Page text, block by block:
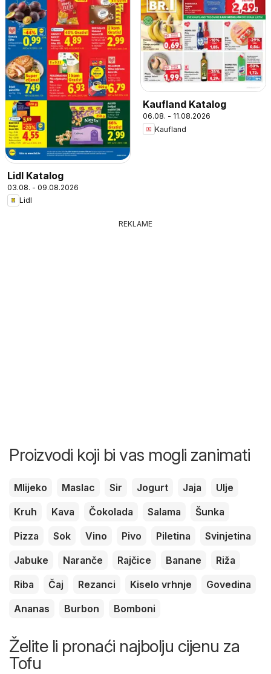
Lidl Katalog
03.08. - 09.08.2026
Lidl
Kaufland Katalog
06.08. - 11.08.2026
Kaufland
REKLAME
Proizvodi koji bi vas mogli zanimati
Mlijeko Maslac Sir Jogurt Jaja
Ulje
Kruh
Kava Čokolada Salama
Šunka
Pizza
Sok Vino Pivo Piletina
Svinjetina
Jabuke
Naranče Rajčice Banane
Riža
Riba
Čaj Rezanci Kiselo vrhnje
Govedina
Ananas
Burbon Bomboni
Želite li pronaći najbolju cijenu za
Tofu